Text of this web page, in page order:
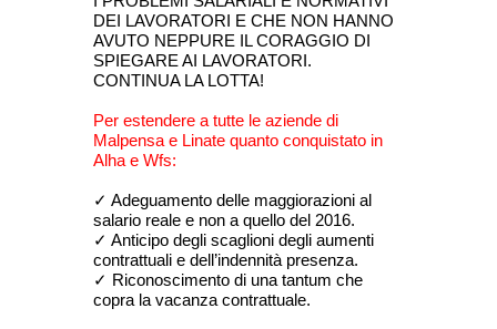
DEI LAVORATORI E CHE NON HANNO
AVUTO NEPPURE IL CORAGGIO DI
SPIEGARE AI LAVORATORI.
CONTINUA LA LOTTA!
Per estendere a tutte le aziende di
Malpensa e Linate quanto conquistato in
Alha e Wfs:
✓ Adeguamento delle maggiorazioni al
salario reale e non a quello del 2016.
✓ Anticipo degli scaglioni degli aumenti
contrattuali e dell’indennità presenza.
✓ Riconoscimento di una tantum che
copra la vacanza contrattuale.